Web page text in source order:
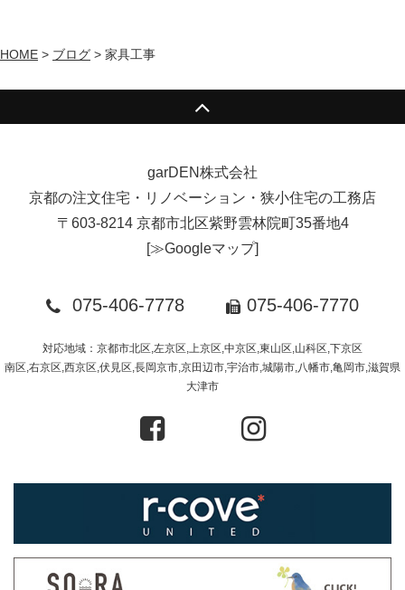
HOME > ブログ > 家具工事
garDEN株式会社
京都の注文住宅・リノベーション・狭小住宅の工務店
〒603-8214 京都市北区紫野雲林院町35番地4
[≫Googleマップ]
075-406-7778 075-406-7770
対応地域：京都市北区,左京区,上京区,中京区,東山区,山科区,下京区
南区,右京区,西京区,伏見区,長岡京市,京田辺市,宇治市,城陽市,八幡市,亀岡市,滋賀県
大津市